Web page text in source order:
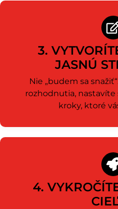
3.
JASNÚ
Nie „budem sa
rozhodnutia, nastavíte
kroky, ktoré
4.